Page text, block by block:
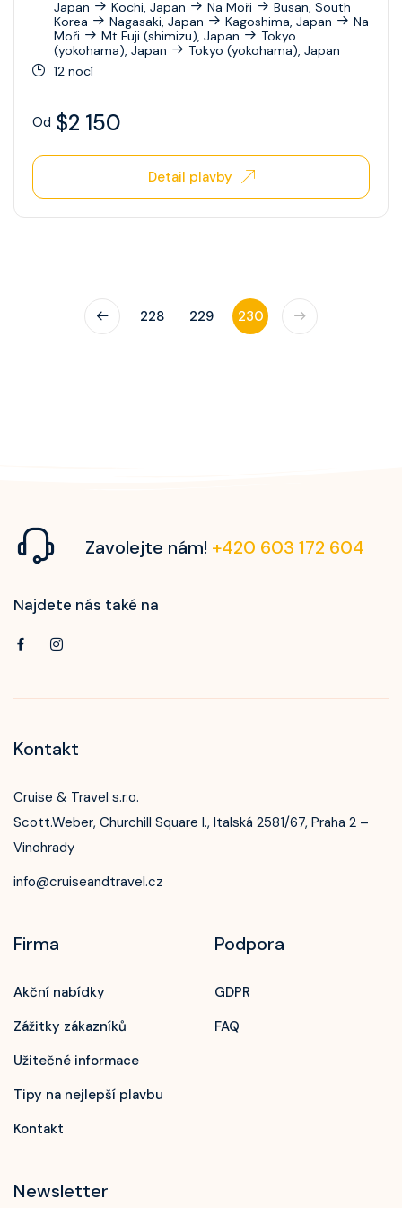
Ovation Of The Seas
Quantum Of The Seas
Rhapsody Of The Seas
Serenade Of The Seas
Utopia Of The Seas
Celebrity Beyond
Celebrity Boundless
Celebrity Compass
Celebrity Constellation
Celebrity Equinox
Celebrity Infinity
Celebrity Millennium
Celebrity Reflection
Celebrity Silhouette
Celebrity Solstice
Celebrity Xpedition
Japan
Kochi, Japan Na Moři
Busan, South
Korea
Nagasaki, Japan Kagoshima, Japan
Na
Moři
Mt Fuji (shimizu), Japan
Tokyo
(yokohama), Japan
Tokyo (yokohama), Japan
12 nocí
Od $2 150
Detail plavby
228 229 230
Zavolejte nám! +420 603 172 604
Najdete nás také na
Kontakt
Cruise & Travel s.r.o.
Scott.Weber, Churchill Square I., Italská 2581/67, Praha 2 –
Vinohrady
info@cruiseandtravel.cz
Firma
Akční nabídky
Zážitky zákazníků
Užitečné informace
Tipy na nejlepší plavbu
Kontakt
Podpora
GDPR
FAQ
Newsletter